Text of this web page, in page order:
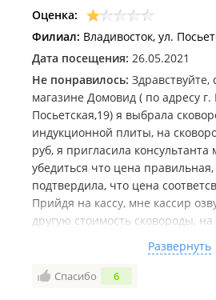
Оценка:
Филиал: Владивосток, ул.
Дата посещения: 26.05.2021
Не понравилось: Здравствуйте,
магазине Домовид ( по адресу г.
Посьетская,19) я выбрала
индукционной плиты, на
руб, я пригласила консультанта
убедиться что цена
подтвердила, что цена
Прийдя на кассу, мне кассир
другую стоимость сковороды,
сумма, а на кассе получается
консультант мне сказала что
Развернуть
Спасибо 6